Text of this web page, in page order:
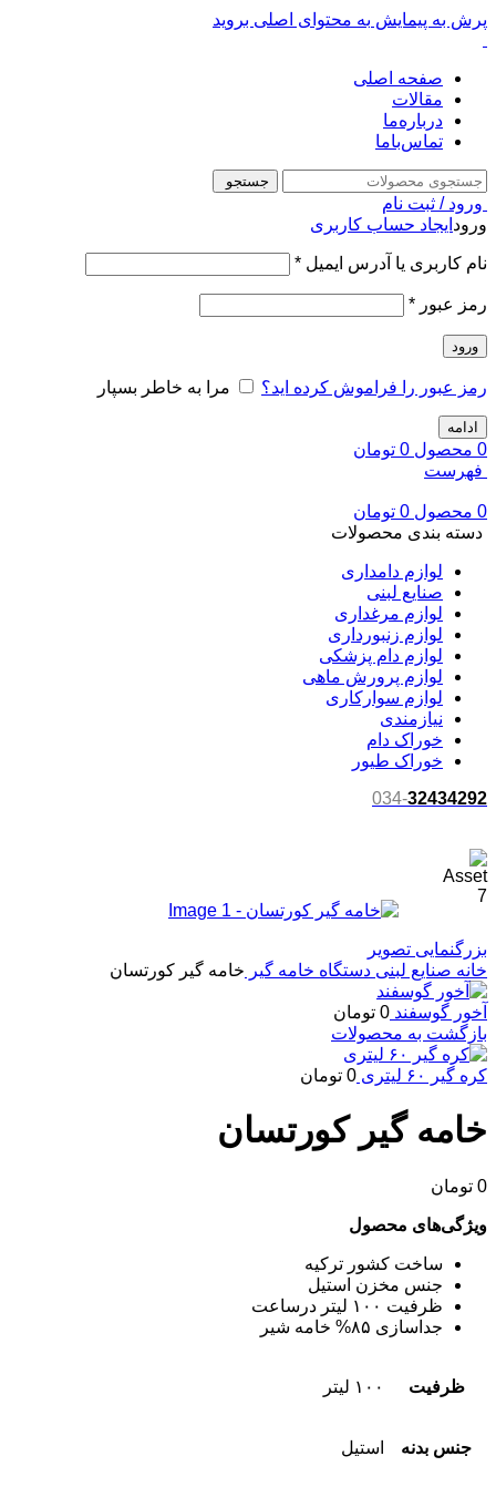
پرش به پیمایش به محتوای اصلی بروید
صفحه اصلی
مقالات
درباره‌ما
تماس‌با‌ما
جستجو
ورود / ثبت نام
ورود ایجاد حساب کاربری
نام کاربری یا آدرس ایمیل *
رمز عبور *
ورود
رمز عبور را فراموش کرده اید؟ مرا به خاطر بسپار
ادامه
0 محصول 0 تومان
فهرست
0 محصول 0 تومان
دسته بندی محصولات
لوازم دامداری
صنایع لبنی
لوازم مرغداری
لوازم زنبورداری
لوازم دام پزشکی
لوازم پرورش ماهی
لوازم سوارکاری
نیازمندی
خوراک دام
خوراک طیور
034-32434292
بزرگنمایی تصویر
خانه صنایع لبنی دستگاه خامه گیر خامه گیر کورتسان
آخور گوسفند 0 تومان
بازگشت به محصولات
کره گیر ۶۰ لیتری 0 تومان
خامه گیر کورتسان
0 تومان
ویژگی‌های محصول
ساخت کشور ترکیه
جنس مخزن استیل
ظرفیت ۱۰۰ لیتر درساعت
جداسازی ۸۵% خامه شیر
ظرفیت ۱۰۰ لیتر
جنس بدنه استیل